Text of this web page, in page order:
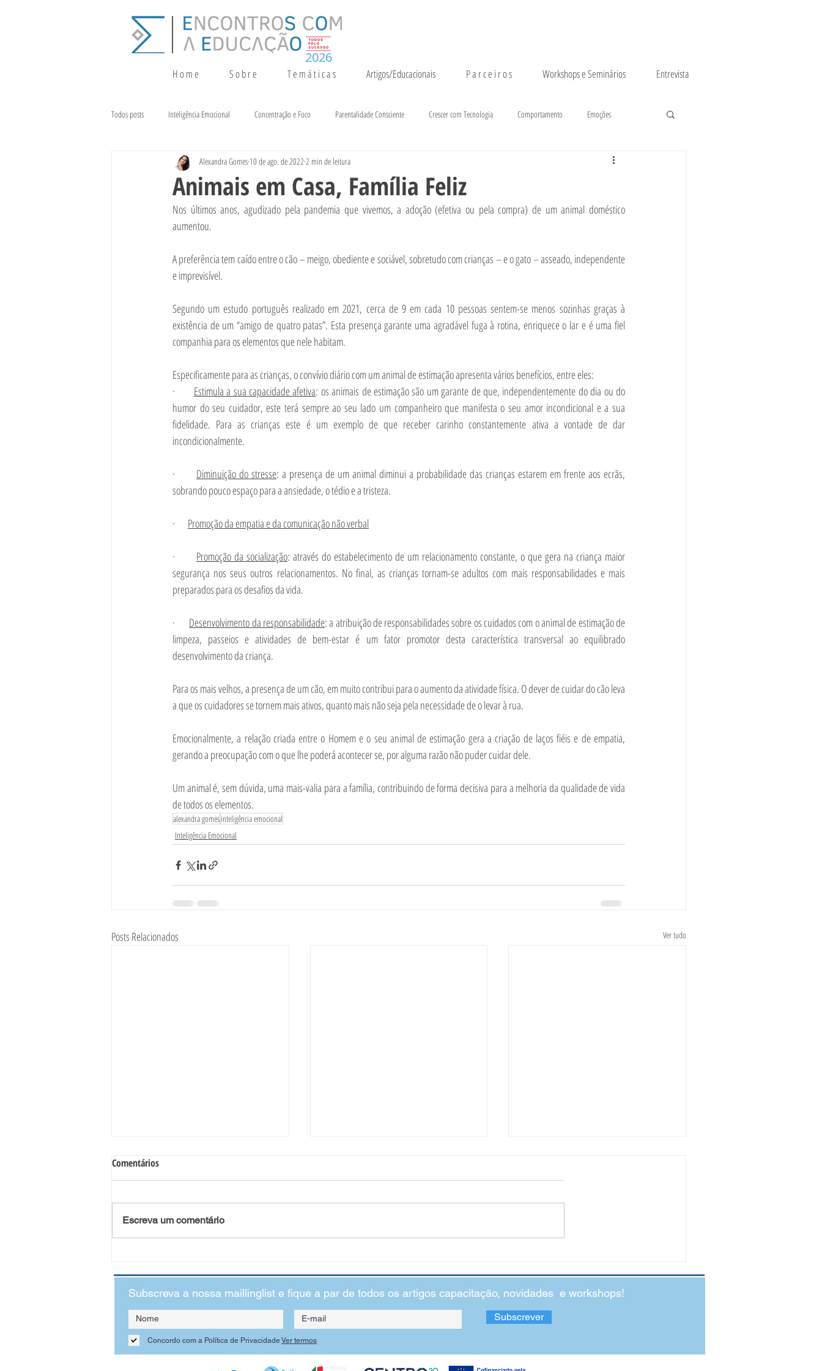
H o m e S o b r e T e m á t i c a s Artigos/Educacionais P a r c e i r o s Workshops e Seminários Entrevista
2026
Todos posts Inteligência Emocional Concentração e Foco Parentalidade Consciente Crescer com Tecnologia Comportamento Emoções
Terapia da Fala Alimentação e Crescimento
Animais em Casa, Família Feliz
Alexandra Gomes 10 de ago. de 2022 2 min de leitura
Nos últimos anos, agudizado pela pandemia que vivemos, a adoção (efetiva ou pela compra) de um animal doméstico
aumentou.
A preferência tem caído entre o cão – meigo, obediente e sociável, sobretudo com crianças – e o gato – asseado, independente
e imprevisível.
Segundo um estudo português realizado em 2021, cerca de 9 em cada 10 pessoas sentem-se menos sozinhas graças à
existência de um “amigo de quatro patas”. Esta presença garante uma agradável fuga à rotina, enriquece o lar e é uma fiel
companhia para os elementos que nele habitam.
Especificamente para as crianças, o convívio diário com um animal de estimação apresenta vários benefícios, entre eles:
· Estimula a sua capacidade afetiva: os animais de estimação são um garante de que, independentemente do dia ou do
humor do seu cuidador, este terá sempre ao seu lado um companheiro que manifesta o seu amor incondicional e a sua
fidelidade. Para as crianças este é um exemplo de que receber carinho constantemente ativa a vontade de dar
incondicionalmente.
· Diminuição do stresse: a presença de um animal diminui a probabilidade das crianças estarem em frente aos ecrãs,
sobrando pouco espaço para a ansiedade, o tédio e a tristeza.
· Promoção da empatia e da comunicação não verbal
· Promoção da socialização: através do estabelecimento de um relacionamento constante, o que gera na criança maior
segurança nos seus outros relacionamentos. No final, as crianças tornam-se adultos com mais responsabilidades e mais
preparados para os desafios da vida.
· Desenvolvimento da responsabilidade: a atribuição de responsabilidades sobre os cuidados com o animal de estimação de
limpeza, passeios e atividades de bem-estar é um fator promotor desta característica transversal ao equilibrado
desenvolvimento da criança.
Para os mais velhos, a presença de um cão, em muito contribui para o aumento da atividade física. O dever de cuidar do cão leva
a que os cuidadores se tornem mais ativos, quanto mais não seja pela necessidade de o levar à rua.
Emocionalmente, a relação criada entre o Homem e o seu animal de estimação gera a criação de laços fiéis e de empatia,
gerando a preocupação com o que lhe poderá acontecer se, por alguma razão não puder cuidar dele.
Um animal é, sem dúvida, uma mais-valia para a família, contribuindo de forma decisiva para a melhoria da qualidade de vida
de todos os elementos.
alexandra gomesinteligência emocional
Inteligência Emocional
Posts Relacionados Ver tudo
no Desenvolvimento Infantil:
quando as crianças veem o que
não deveriam ver
impacto das crenças limitadoras
Ansiedade Jovem
Comentários
Escreva um comentário
Subscreva a nossa maillinglist e fique a par de todos os artigos capacitação, novidades e workshops!
Subscrever
Concordo com a Política de Privacidade Ver termos